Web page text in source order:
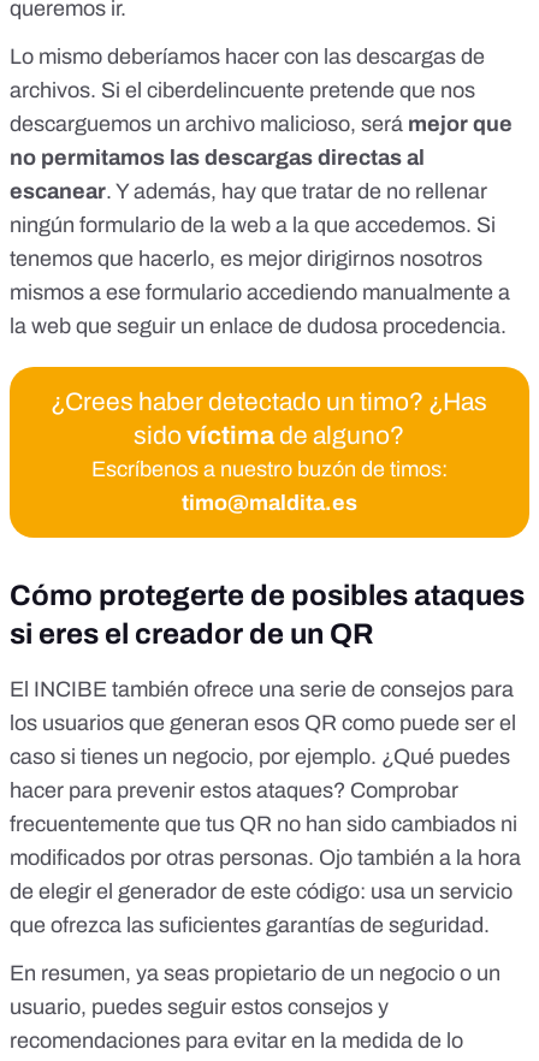
queremos ir.
Lo mismo deberíamos hacer con las descargas de
archivos. Si el ciberdelincuente pretende que nos
descarguemos un archivo malicioso, será mejor que
no permitamos las descargas directas al
escanear. Y además, hay que tratar de no rellenar
ningún formulario de la web a la que accedemos. Si
tenemos que hacerlo, es mejor dirigirnos nosotros
mismos a ese formulario accediendo manualmente a
la web que seguir un enlace de dudosa procedencia.
¿Crees haber detectado un timo? ¿Has
sidovíctimade alguno?
Escríbenos a nuestro buzón de timos:
timo@maldita.es
Cómo protegerte de posibles ataques
si eres el creador de un QR
El INCIBE también ofrece una serie de consejos para
los usuarios que generan esos QR como puede ser el
caso si tienes un negocio, por ejemplo. ¿Qué puedes
hacer para prevenir estos ataques? Comprobar
frecuentemente que tus QR no han sido cambiados ni
modificados por otras personas. Ojo también a la hora
de elegir el generador de este código: usa un servicio
que ofrezca las suficientes garantías de seguridad.
En resumen, ya seas propietario de un negocio o un
usuario, puedes seguir estos consejos y
recomendaciones para evitar en la medida de lo